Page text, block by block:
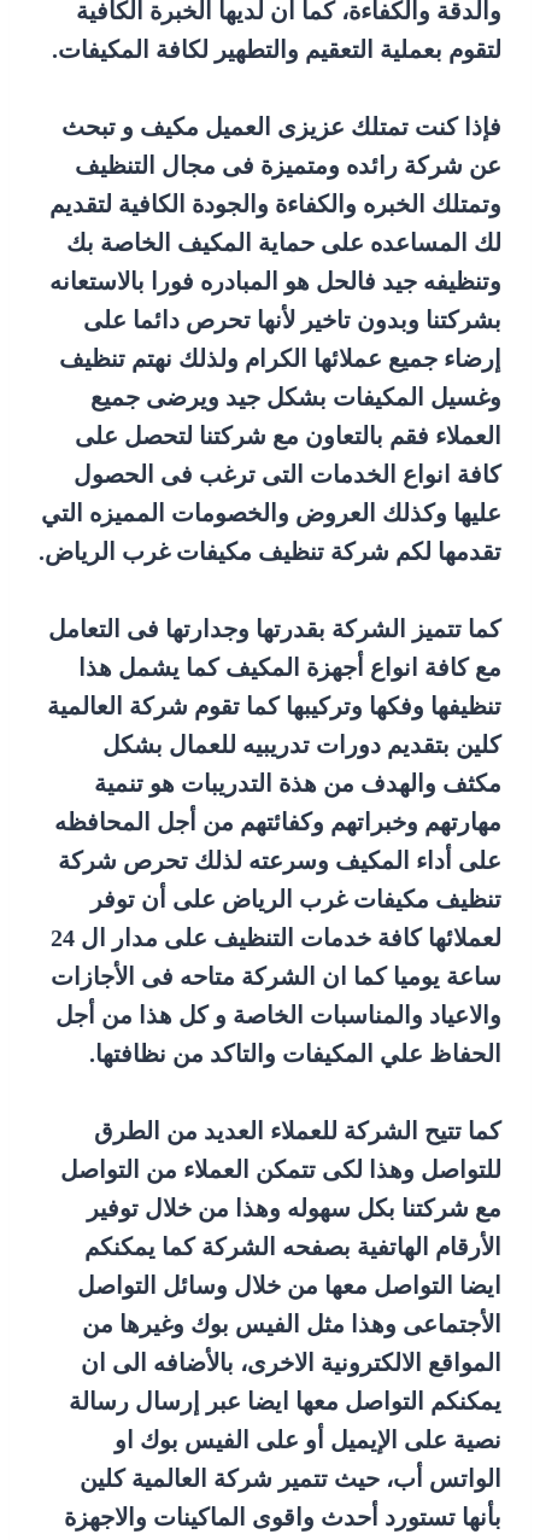
والدقة والكفاءة، كما أن لديها الخبرة الكافية
لتقوم بعملية التعقيم والتطهير لكافة المكيفات.
فإذا كنت تمتلك عزيزى العميل مكيف و تبحث
عن شركة رائده ومتميزة فى مجال التنظيف
وتمتلك الخبره والكفاءة والجودة الكافية لتقديم
لك المساعده على حماية المكيف الخاصة بك
وتنظيفه جيد فالحل هو المبادره فورا بالاستعانه
بشركتنا وبدون تاخير لأنها تحرص دائما على
إرضاء جميع عملائها الكرام ولذلك نهتم تنظيف
وغسيل المكيفات بشكل جيد ويرضى جميع
العملاء فقم بالتعاون مع شركتنا لتحصل على
كافة انواع الخدمات التى ترغب فى الحصول
عليها وكذلك العروض والخصومات المميزه التي
تقدمها لكم شركة تنظيف مكيفات غرب الرياض.
كما تتميز الشركة بقدرتها وجدارتها فى التعامل
مع كافة انواع أجهزة المكيف كما يشمل هذا
تنظيفها وفكها وتركيبها كما تقوم شركة العالمية
كلين بتقديم دورات تدريبيه للعمال بشكل
مكثف والهدف من هذة التدريبات هو تنمية
مهارتهم وخبراتهم وكفائتهم من أجل المحافظه
على أداء المكيف وسرعته لذلك تحرص شركة
تنظيف مكيفات غرب الرياض على أن توفر
لعملائها كافة خدمات التنظيف على مدار ال 24
ساعة يوميا كما ان الشركة متاحه فى الأجازات
والاعياد والمناسبات الخاصة و كل هذا من أجل
الحفاظ علي المكيفات والتاكد من نظافتها.
كما تتيح الشركة للعملاء العديد من الطرق
للتواصل وهذا لكى تتمكن العملاء من التواصل
مع شركتنا بكل سهوله وهذا من خلال توفير
الأرقام الهاتفية بصفحه الشركة كما يمكنكم
ايضا التواصل معها من خلال وسائل التواصل
الأجتماعى وهذا مثل الفيس بوك وغيرها من
المواقع الالكترونية الاخرى، بالأضافه الى ان
يمكنكم التواصل معها ايضا عبر إرسال رسالة
نصية على الإيميل أو على الفيس بوك او
الواتس أب، حيث تتمير شركة العالمية كلين
بأنها تستورد أحدث واقوى الماكينات والاجهزة